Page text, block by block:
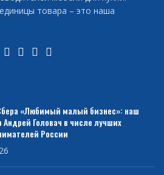
товара – это наша
«Любимый малый бизнес»: наш
Андрей Головач в числе лучших
России